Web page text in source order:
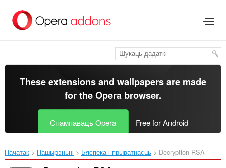
асноўнага
These extensions and wallpapers are made
for theOpera browser.
Спампаваць Opera Free for Android
Пачатак Пашырэньні Бяспека і прыватнасць Decryption RSA‎